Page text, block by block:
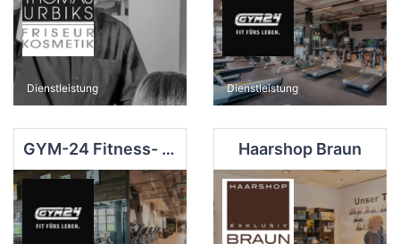
Dienstleistung Dienstleistung
GYM-24 Fitness- und Wellnessclub Haarshop Braun